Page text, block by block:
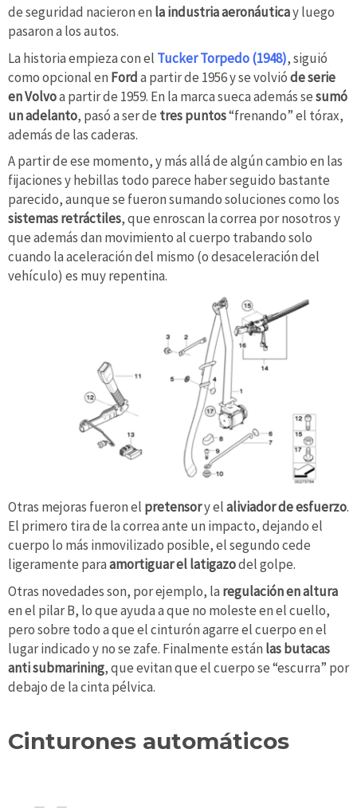
de seguridad nacieron en la industria aeronáuticay luego
pasaron a los autos.
La historia empieza con el Tucker Torpedo (1948), siguió
como opcional en Forda partir de 1956 y se volvióde serie
en Volvoa partir de 1959. En la marca sueca además sesumó
un adelanto, pasó a ser de tres puntos“frenando” el tórax,
además de las caderas.
A partir de ese momento, y más allá de algún cambio en las
fijaciones y hebillas todo parece haber seguido bastante
parecido, aunque se fueron sumando soluciones como los
sistemas retráctiles, que enroscan la correa por nosotros y
que además dan movimiento al cuerpo trabando solo
cuando la aceleración del mismo (o desaceleración del
vehículo) es muy repentina.
Otras mejoras fueron el pretensory elaliviador de esfuerzo.
El primero tira de la correa ante un impacto, dejando el
cuerpo lo más inmovilizado posible, el segundo cede
ligeramente paraamortiguar el latigazodel golpe.
Otras novedades son, por ejemplo, la regulación en altura
en el pilar B, lo que ayuda a que no moleste en el cuello,
pero sobre todo a que el cinturón agarre el cuerpo en el
lugar indicado y no se zafe. Finalmente están las butacas
anti submarining, que evitan que el cuerpo se “escurra” por
debajo de la cinta pélvica.
Cinturones automáticos